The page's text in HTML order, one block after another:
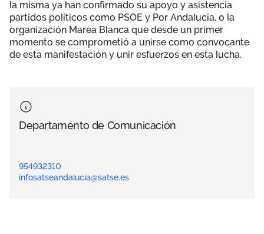
la misma ya han confirmado su apoyo y asistencia
partidos políticos como PSOE y Por Andalucía, o la
organización Marea Blanca que desde un primer
momento se comprometió a unirse como convocante
de esta manifestación y unir esfuerzos en esta lucha.
Departamento de Comunicación
954932310
infosatseandalucia@satse.es